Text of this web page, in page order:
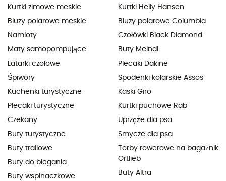
Kurtki zimowe meskie
Bluzy polarowe meskie
Namioty
Maty samopompujące
Latarki czołowe
Śpiwory
Kuchenki turystyczne
Plecaki turystyczne
Czekany
Buty turystyczne
Buty trailowe
Buty do biegania
Buty wspinaczkowe
Kurtki Helly Hansen
Bluzy polarowe Columbia
Czołówki Black Diamond
Buty Meindl
Plecaki Dakine
Spodenki kolarskie Assos
Kaski Giro
Kurtki puchowe Rab
Uprzęże dla psa
Smycze dla psa
Torby rowerowe na bagażnik
Ortlieb
Buty Altra